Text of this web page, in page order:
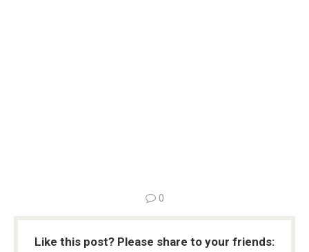
0
Like this post? Please share to your friends: